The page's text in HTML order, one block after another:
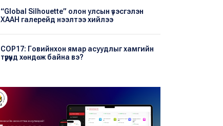
“Global Silhouette” олон улсын үзэсгэлэн
ХААН галерейд нээлтээ хийлээ
COP17: Говийнхон ямар асуудлыг хамгийн
түрүүнд хөндөж байна вэ?